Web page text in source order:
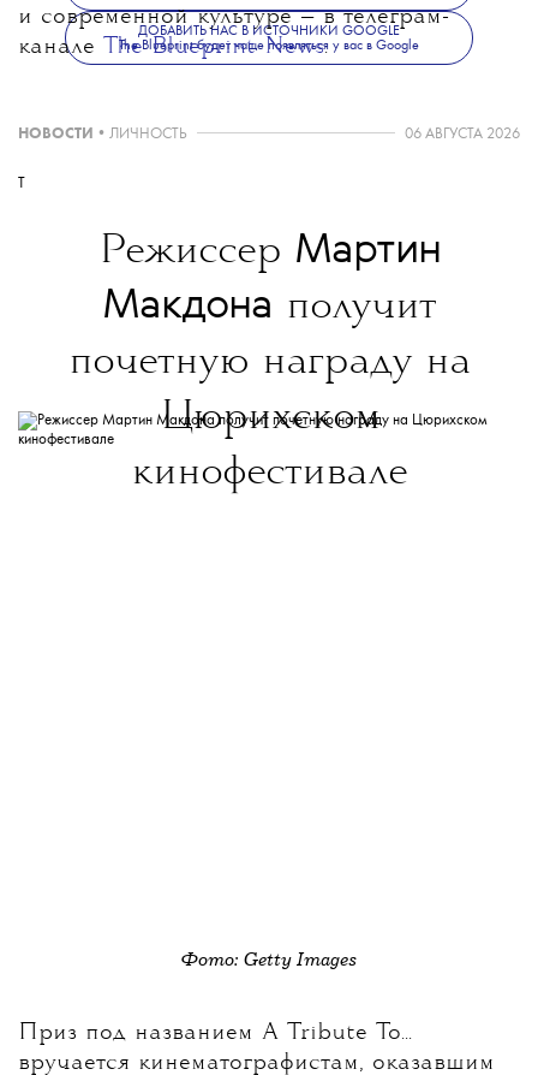
и современной культуре — в телеграм-
канале
The Blueprint News.
ДОБАВИТЬ НАС В ИСТОЧНИКИ GOOGLE
The Blueprint будет чаще появляться у вас в Google
НОВОСТИ • ЛИЧНОСТЬ 06 АВГУСТА 2026
T
Режиссер Мартин
Макдона получит
почетную награду на
Цюрихском
кинофестивале
Фото: Getty Images
Приз под названием A Tribute To...
вручается кинематографистам, оказавшим